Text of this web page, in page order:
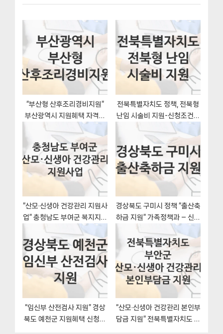
이
u
o
t
P
:
“부산형 산후조리경비지원”
부산광역시 지원혜택 자격조
건과 구비서류
전북특별자치도 정책, 전북형
난임 시술비 지원-신청조건과
“산모·신생아 건강관리 지원사
업” 충청남도 부여군 복지지원
혜택 신청조건과 자격조건
경상북도 구미시 정책 “출산축
하금 지원” 가족정책과 – 신청
서류와 자격
“임신부 산전검사 지원” 경상
북도 예천군 지원혜택 신청조
“산모·신생아 건강관리 본인부
담금 지원” 전북특별자치도 부